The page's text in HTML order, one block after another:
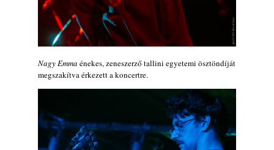
Nagy Emma énekes, zeneszerző tallini egyetemi ösztöndíját
megszakítva érkezett a koncertre.